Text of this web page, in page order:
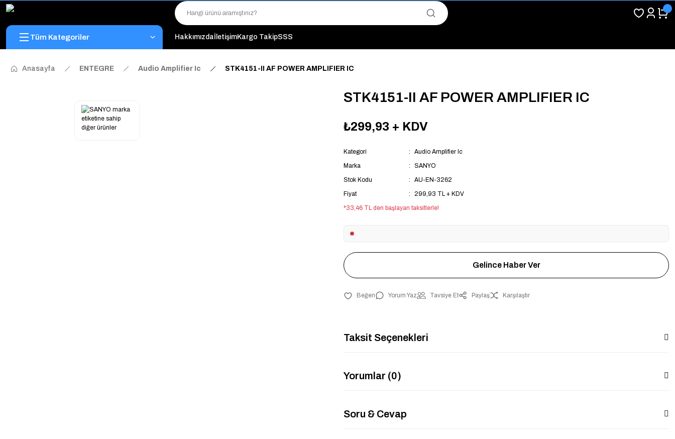
"Toptan Fiyatına Perakende Satış Avantajını Kaçırmayın!"
"Üyelere Özel: Stok Önceliği ve Proje Fiyatları."
Tüm Kategoriler HakkımızdaİletişimKargo TakipSSS
Anasayfa ENTEGRE Audio Amplifier Ic STK4151-II AF POWER AMPLIFIER IC
STK4151-II AF POWER AMPLIFIER IC
₺299,93 + KDV
Kategori
Audio Amplifier Ic
Marka
SANYO
Stok Kodu
AU-EN-3262
Fiyat
299,93 TL + KDV
*33,46 TL den başlayan taksitlerle!
Gelince Haber Ver
Yorum Yaz Tavsiye Et Paylaş Karşılaştır
Taksit Seçenekleri
Yorumlar (0)
Soru & Cevap